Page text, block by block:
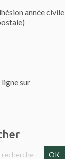
année civile
ligne sur